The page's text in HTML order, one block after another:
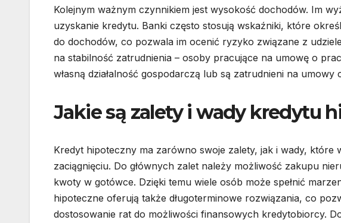
Kolejnym ważnym czynnikiem jest wysokość dochodów. Im
uzyskanie kredytu. Banki często stosują wskaźniki, które
do dochodów, co pozwala im ocenić ryzyko związane z
na stabilność zatrudnienia – osoby pracujące na umowę o
własną działalność gospodarczą lub są zatrudnieni na umowy
Jakie są zalety i wady kredytu
Kredyt hipoteczny ma zarówno swoje zalety, jak i wady,
zaciągnięciu. Do głównych zalet należy możliwość zakupu
kwoty w gotówce. Dzięki temu wiele osób może spełnić
hipoteczne oferują także długoterminowe rozwiązania, co
dostosowanie rat do możliwości finansowych kredytobiorcy.